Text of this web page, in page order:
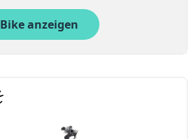
Bike anzeigen